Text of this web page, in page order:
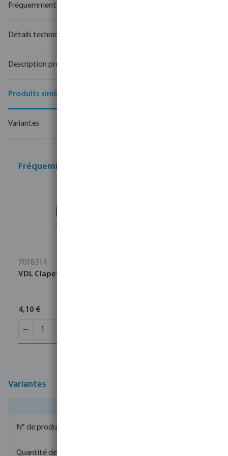
Fréquemment achetés ensemble
Détails techniques
Description produit
Produits similaires
Variantes
Fréquemment achetés ensemble
7018314
VDL Clapet anti-retour PVC-U 13 mm embout gris
4,10 €
Variantes